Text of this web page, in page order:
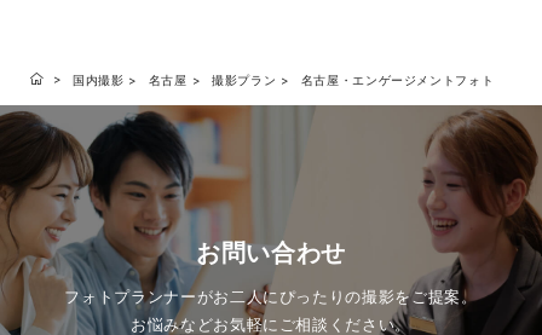
国内撮影 名古屋 撮影プラン 名古屋・エンゲージメントフォト
お問い合わせ
フォトプランナーがお二人にぴったりの撮影をご提案。
お悩みなどお気軽にご相談ください。